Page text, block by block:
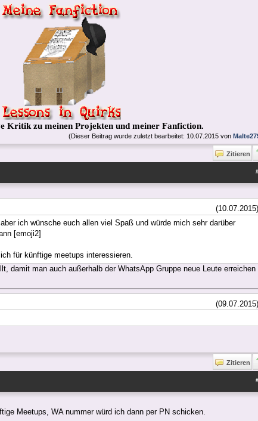
Kritik zu meinen Projekten und meiner Fanfiction.
(Dieser Beitrag wurde zuletzt bearbeitet: 10.07.2015 von
Zitieren
(10.07.2015)
ich wünsche euch allen viel Spaß und würde mich sehr darüber
[emoji2]
für künftige meetups interessieren.
damit man auch außerhalb der WhatsApp Gruppe neue Leute erreichen
(09.07.2015)
Zitieren
Meetups, WA nummer würd ich dann per PN schicken.